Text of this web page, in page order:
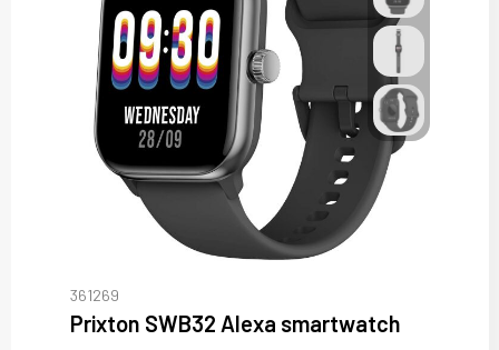
361269
Prixton SWB32 Alexa smartwatch